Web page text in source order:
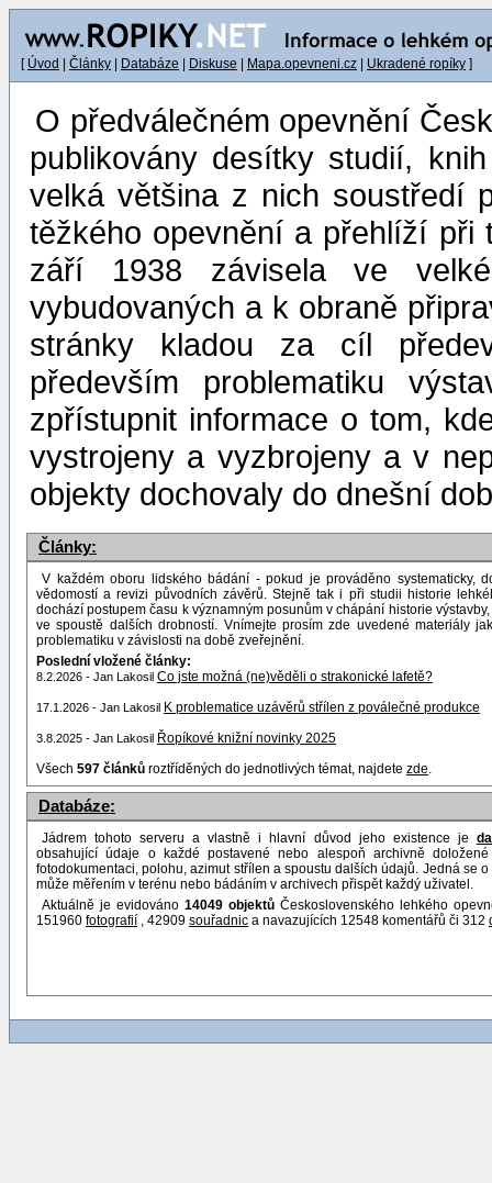
[ Úvod Články Databáze Diskuse Mapa.opevneni.cz Ukradené ropíky ]
O předválečném opevnění
publikovány desítky studií,
velká většina z nich soustředí
těžkého opevnění a přehlíží
září 1938 závisela ve
vybudovaných a k obraně
stránky kladou za cíl
především problematiku
zpřístupnit informace o tom,
vystrojeny a vyzbrojeny a v
objekty dochovaly do dnešní
Články:
V každém oboru lidského bádání - pokud je prováděno systematicky,
vědomostí a revizi původních závěrů. Stejně tak i při studii historie
dochází postupem času k významným posunům v chápání historie
ve spoustě dalších drobností. Vnímejte prosím zde uvedené materiály
problematiku v závislosti na době zveřejnění.
Poslední vložené články:
8.2.2026 - Jan Lakosil Co jste možná (ne)věděli o strakonické lafetě?
17.1.2026 - Jan Lakosil K problematice uzávěrů střílen z poválečné produkce
3.8.2025 - Jan Lakosil Řopíkové knižní novinky 2025
Všech 597 článků roztříděných do jednotlivých témat, najdete zde.
Databáze:
Jádrem tohoto serveru a vlastně i hlavní důvod jeho existence je
obsahující údaje o každé postavené nebo alespoň archivně
fotodokumentaci, polohu, azimut střílen a spoustu dalších údajů. Jedná se
může měřením v terénu nebo bádáním v archivech přispět každý uživatel.
Aktuálně je evidováno 14049 objektů Československého lehkého
151960 fotografií , 42909 souřadnic a navazujících 12548 komentářů či 312